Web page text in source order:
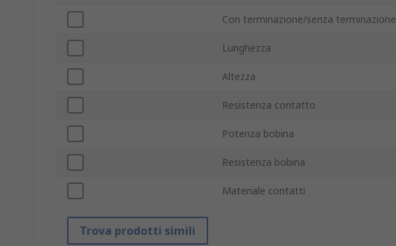
Con terminazione/senza terminazione
Lunghezza
Altezza
Resistenza contatto
Potenza bobina
Resistenza bobina
Materiale contatti
Trova prodotti simili